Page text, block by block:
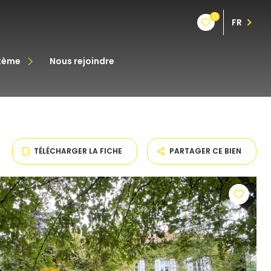
0 FR
nous rejoindre
TÉLÉCHARGER LA FICHE PARTAGER CE BIEN